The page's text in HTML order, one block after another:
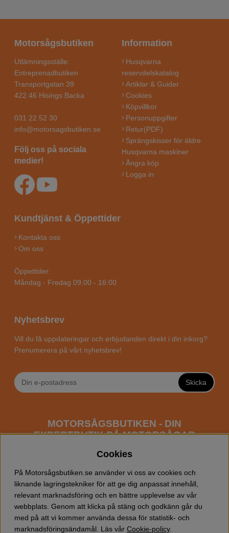
Motorsågsbutiken
Utlämningsställe:
Entreprenadbutiken
Transportgatan 39
422 46 Hisings Backa
031 22 52 30
info@motorsagsbutiken.se
Följ oss på sociala
medier!
Information
Husqvarna
reservdelskatalog
Artiklar & Guider
Cookies
Köpvillkor
Personuppgifter
Retur(PDF)
Sprängskisser för äldre
Husqvarna maskiner
Ångra köp
Logga in
Kundtjänst & Öppettider
Kontakta oss
Om oss
Öppettider:
Måndag - Fredag 09.00 - 16:00
Nyhetsbrev
Vill du få uppdateringar och erbjudanden direkt i din inkorg?
Prenumerera på vårt nyhetsbrev!
Skicka
MOTORSÅGSBUTIKEN - DIN
EXPERTBUTIK PÅ MOTORSÅGAR
fokus mot entusiaster och professionella användare av
motorsågar. Vi erbjuder ett brett sortiment av
Husqvarna motorsågarsamt alla tänkbaratillbehör
du kan behöva vid trädfällning, gallring och allmän
skogsskötsel. Välkommen att handla din Husqvarna
Cookies
På Motorsågsbutiken.se använder vi oss av cookies och
liknande lagringstekniker för att ge dig anpassat innehåll,
relevant marknadsföring och en bättre upplevelse av vår
webbplats. Genom att klicka på stäng och godkänn går du
med på att vi kommer använda dessa för statistik- och
marknadsföringsändamål. Läs vår Cookie-policy.